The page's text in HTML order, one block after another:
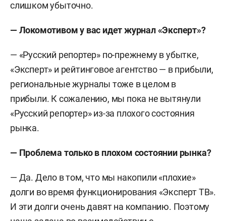
слишком убыточно.
— Локомотивом у вас идет журнал «Эксперт»?
— «Русский репортер» по-прежнему в убытке,
«Эксперт» и рейтинговое агентство — в прибыли,
региональные журналы тоже в целом в
прибыли. К сожалению, мы пока не вытянули
«Русский репортер» из-за плохого состояния
рынка.
— Проблема только в плохом состоянии рынка?
— Да. Дело в том, что мы накопили «плохие»
долги во время функционирования «Эксперт ТВ».
И эти долги очень давят на компанию. Поэтому